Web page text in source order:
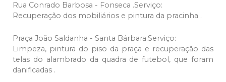
Rua Conrado Barbosa - Fonseca .Serviço:
Recuperação dos mobiliários e pintura da pracinha .
Praça João Saldanha - Santa Bárbara.Serviço:
Limpeza, pintura do piso da praça e recuperação das
telas do alambrado da quadra de futebol, que foram
danificadas .